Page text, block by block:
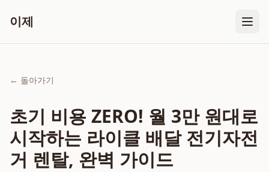
이제
← 돌아가기
초기 비용 ZERO! 월 3만 원대로
시작하는 라이클 배달 전기자전
거 렌탈, 완벽 가이드